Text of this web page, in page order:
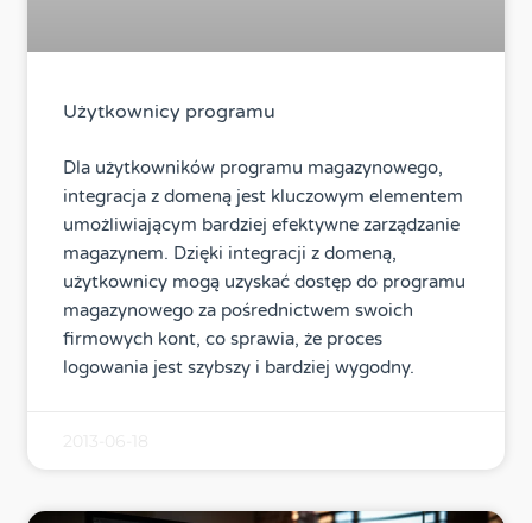
Użytkownicy programu
Dla użytkowników programu magazynowego,
integracja z domeną jest kluczowym elementem
umożliwiającym bardziej efektywne zarządzanie
magazynem. Dzięki integracji z domeną,
użytkownicy mogą uzyskać dostęp do programu
magazynowego za pośrednictwem swoich
firmowych kont, co sprawia, że proces
logowania jest szybszy i bardziej wygodny.